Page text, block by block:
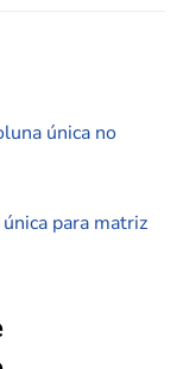
única no
para matriz